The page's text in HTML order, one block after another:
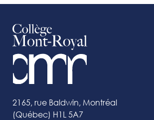
2165, rue Baldwin, Montréal
(Québec) H1L 5A7